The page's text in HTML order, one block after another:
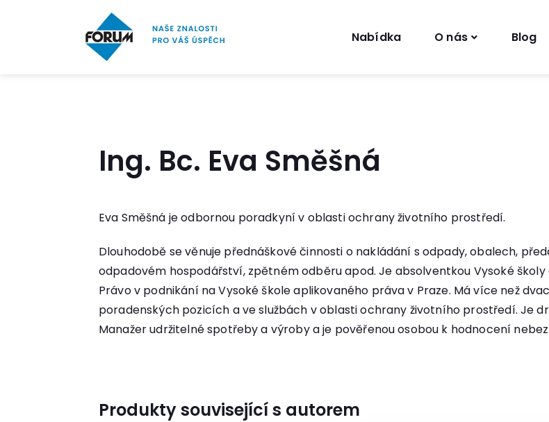
Nabídka O nás Blog
Ing. Bc. Eva Směšná
Eva Směšná je odbornou poradkyní v oblasti ochrany životního prostředí.
Dlouhodobě se věnuje přednáškové činnosti o nakládání s odpady, obalech,
odpadovém hospodářství, zpětném odběru apod. Je absolventkou Vysoké
Právo v podnikání na Vysoké škole aplikovaného práva v Praze. Má více než
poradenských pozicích a ve službách v oblasti ochrany životního prostředí. Je
Manažer udržitelné spotřeby a výroby a je pověřenou osobou k hodnocení
Produkty související s autorem